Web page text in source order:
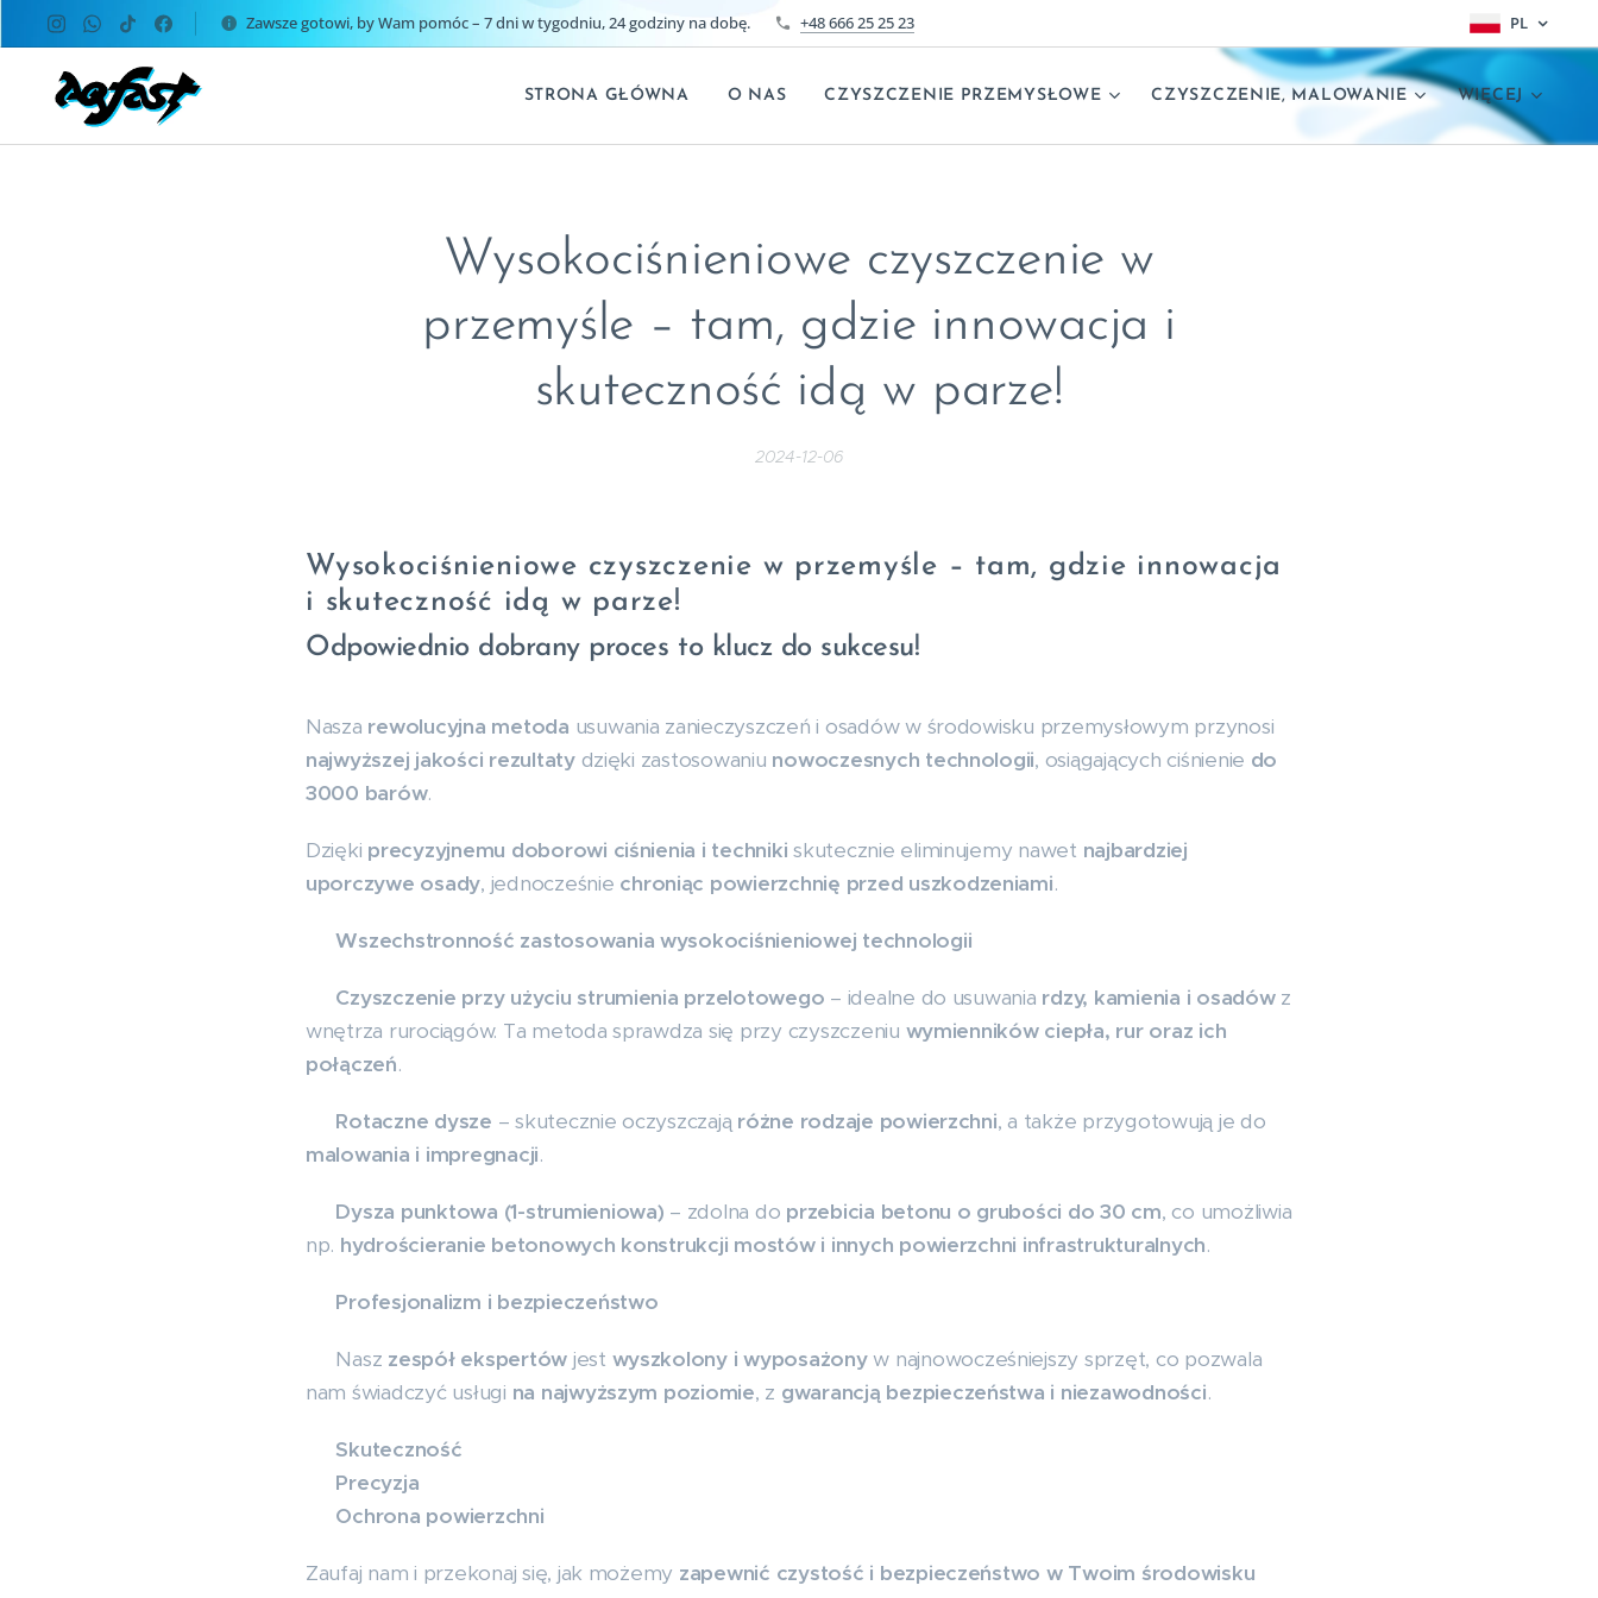
Zawsze gotowi, by Wam pomóc – 7 dni w tygodniu, 24 godziny na dobę. +48 666 25 25 23 PL
STRONA GŁÓWNA O NAS CZYSZCZENIE PRZEMYSŁOWE CZYSZCZENIE, MALOWANIE WIĘCEJ
Wysokociśnieniowe czyszczenie w
przemyśle – tam, gdzie innowacja i
skuteczność idą w parze!
2024-12-06
Wysokociśnieniowe czyszczenie w przemyśle – tam, gdzie innowacja
i skuteczność idą w parze!
Odpowiednio dobrany proces to klucz do sukcesu!
Nasza rewolucyjna metoda usuwania zanieczyszczeń i osadów w środowisku przemysłowym przynosi
najwyższej jakości rezultatydzięki zastosowaniu nowoczesnych technologii, osiągających ciśnienie do
3000 barów.
Dzięki precyzyjnemu doborowi ciśnienia i techniki skutecznie eliminujemy nawet najbardziej
uporczywe osady, jednocześnie chroniąc powierzchnię przed uszkodzeniami.
🔹Wszechstronność zastosowania wysokociśnieniowej technologii
Czyszczenie przy użyciu strumienia przelotowego – idealne do usuwania rdzy, kamienia i osadówz
wnętrza rurociągów. Ta metoda sprawdza się przy czyszczeniu wymienników ciepła, rur oraz ich
połączeń.
Rotaczne dysze – skutecznie oczyszczają różne rodzaje powierzchni, a także przygotowują je do
malowania i impregnacji.
Dysza punktowa (1-strumieniowa) – zdolna do przebicia betonu o grubości do 30 cm, co umożliwia
np. hydrościeranie betonowych konstrukcji mostów i innych powierzchni infrastrukturalnych.
Profesjonalizm i bezpieczeństwo
👷‍♂️ Nasz zespół ekspertów jest wyszkolony i wyposażonyw najnowocześniejszy sprzęt, co pozwala
nam świadczyć usługi na najwyższym poziomie, z gwarancją bezpieczeństwa i niezawodności.
Skuteczność
Precyzja
Ochrona powierzchni
Zaufaj nam i przekonaj się, jak możemy zapewnić czystość i bezpieczeństwo w Twoim środowisku